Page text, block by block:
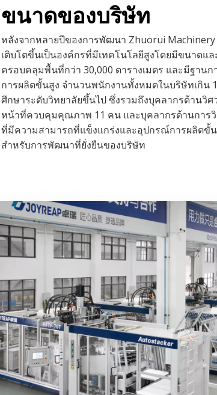
ขนาดของบริษัท
หลังจากหลายปีของการพัฒนา Zhuorui Machinery
เติบโตขึ้นเป็นองค์กรที่มีเทคโนโลยีสูงโดยมีขนาด
ครอบคลุมพื้นที่กว่า 30,000 ตารางเมตร และมีฐา
การผลิตขั้นสูง จำนวนพนักงานทั้งหมดในบริษัทเกิน
ศึกษาระดับวิทยาลัยขึ้นไป ซึ่งรวมถึงบุคลากรด้านวิศ
หน้าที่ควบคุมคุณภาพ 11 คน และบุคลากรด้านการ
ที่มีความสามารถที่แข็งแกร่งและอุปกรณ์การผลิตขั้
สำหรับการพัฒนาที่ยั่งยืนของบริษัท